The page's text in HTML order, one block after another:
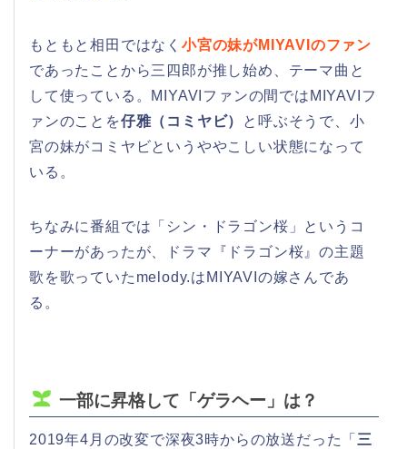
もともと相田ではなく 小宮の妹がMIYAVIのファン
であったことから三四郎が推し始め、テーマ曲と
して使っている。MIYAVIファンの間ではMIYAVIフ
ァンのことを仔雅（コミヤビ）
と呼ぶそうで、小
宮の妹がコミヤビというややこしい状態になって
いる。
ちなみに番組では「シン・ドラゴン桜」というコ
ーナーがあったが、ドラマ『ドラゴン桜』の主題
歌を歌っていたmelody.はMIYAVIの嫁さんであ
る。
一部に昇格して「ゲラヘー」は？
2019年4月の改変で深夜3時からの放送だった「 三